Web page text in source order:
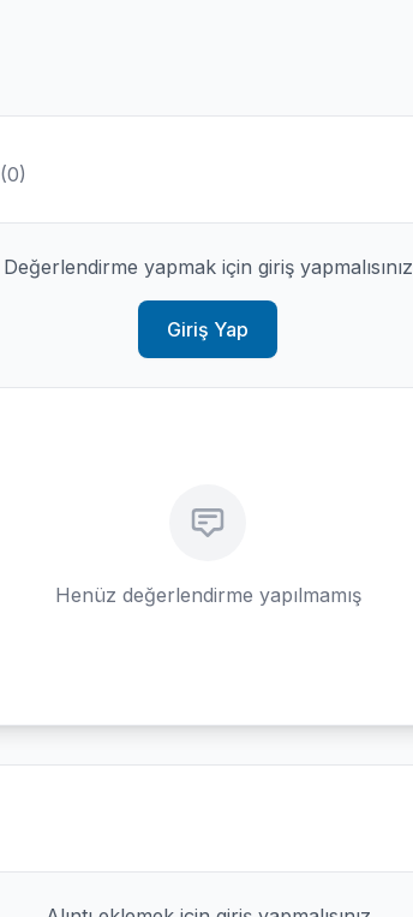
(0)
Değerlendirme yapmak için giriş yapmalısınız
Giriş Yap
Henüz değerlendirme yapılmamış